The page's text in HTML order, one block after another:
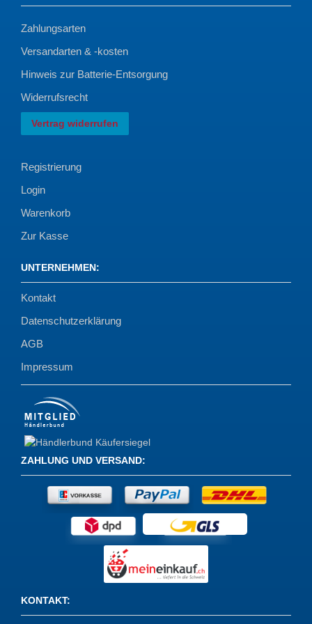
Zahlungsarten
Versandarten & -kosten
Hinweis zur Batterie-Entsorgung
Widerrufsrecht
Vertrag widerrufen
Registrierung
Login
Warenkorb
Zur Kasse
UNTERNEHMEN:
Kontakt
Datenschutzerklärung
AGB
Impressum
ZAHLUNG UND VERSAND:
KONTAKT: